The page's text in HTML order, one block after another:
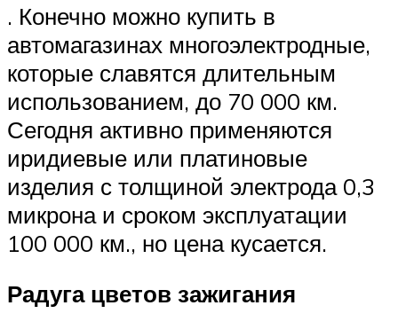
. Конечно можно купить в
автомагазинах многоэлектродные,
которые славятся длительным
использованием, до 70 000 км.
Сегодня активно применяются
иридиевые или платиновые
изделия с толщиной электрода 0,3
микрона и сроком эксплуатации
100 000 км., но цена кусается.
Радуга цветов зажигания